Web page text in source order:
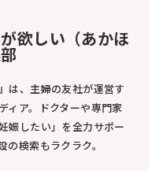
欲しい（あかほ
は、主婦の友社が運営す
ィア。ドクターや専門家
娠したい」を全力サポー
の検索もラクラク。